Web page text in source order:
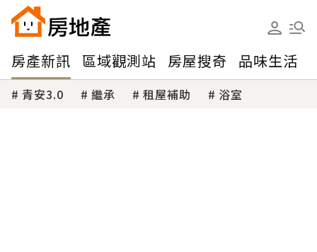
房產新訊 區域觀測站 房屋搜奇 品味生活
青安3.0 繼承 租屋補助 浴室